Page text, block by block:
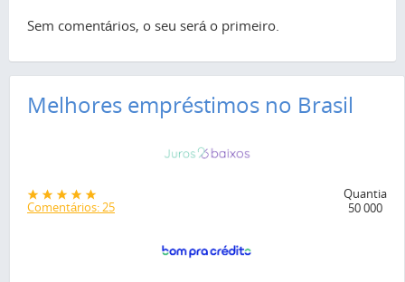
Sem comentários, o seu será o primeiro.
Melhores empréstimos no Brasil
Comentários: 25
Quantia
50 000